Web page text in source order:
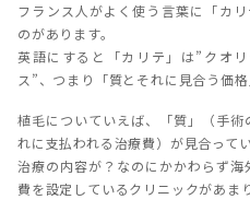
フランス人がよく使う言葉に「カ
のがあります。
英語にすると「カリテ」は”クオ
ス”、つまり「質とそれに見合う価
植毛についていえば、「質」（手
れに支払われる治療費）が見合って
治療の内容が？なのにかかわらず
費を設定しているクリニックがあま